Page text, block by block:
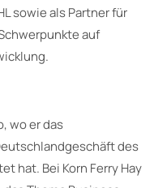
sowie als Partner für
auf
wo er das
des
hat. Bei Korn Ferry Hay